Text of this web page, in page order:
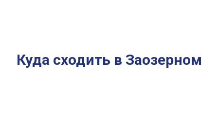
Куда сходить в Заозерном